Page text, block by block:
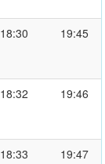
18:30 19:45
18:32 19:46
18:33 19:47